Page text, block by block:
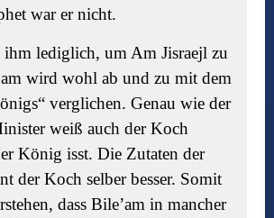
war er nicht.
ihm lediglich, um Am Jisraejl zu
wird wohl ab und zu mit dem
verglichen. Genau wie der
weiß auch der Koch
König isst. Die Zutaten der
der Koch selber besser. Somit
dass Bile’am in mancher